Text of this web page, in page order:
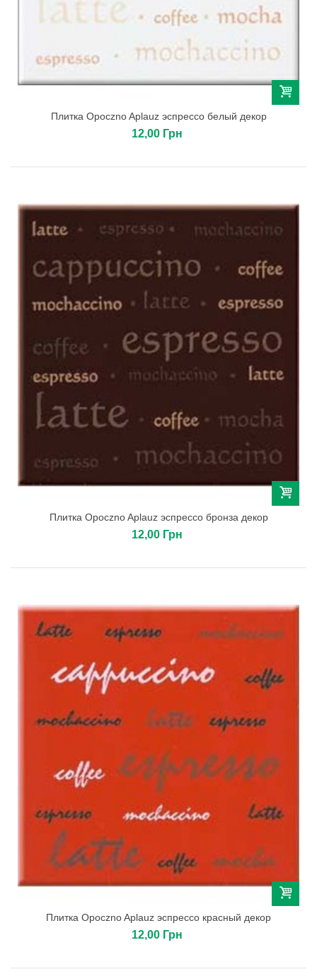
Плитка Opoczno Aplauz эспрессо белый декор
12,00 Грн
Плитка Opoczno Aplauz эспрессо бронза декор
12,00 Грн
Плитка Opoczno Aplauz эспрессо красный декор
12,00 Грн